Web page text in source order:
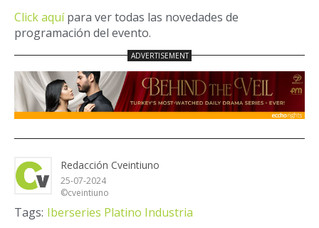
Click aquípara ver todas las novedades de
programación del evento.
Redacción Cveintiuno
25-07-2024
©cveintiuno
Tags: Iberseries Platino Industria